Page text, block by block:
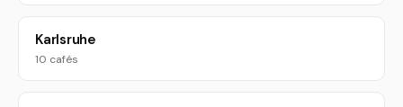
Karlsruhe
10 cafés